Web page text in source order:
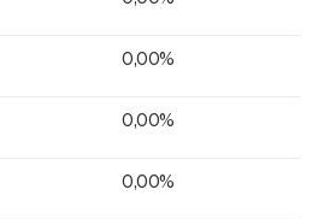
0,00%
0,00%
0,00%